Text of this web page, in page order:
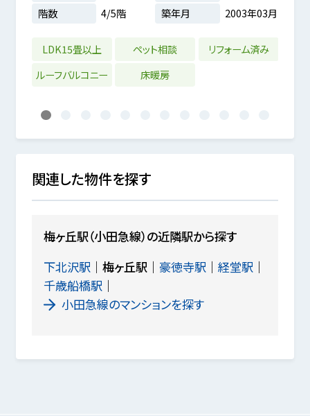
階数
4/5階 築年月 2003年03月
LDK15畳以上 ペット相談
リフォーム済み
ルーフバルコニー
床暖房
1
関連した物件を探す
梅ヶ丘駅（小田急線）の近隣駅から探す
下北沢駅
梅ヶ丘駅 豪徳寺駅
経堂駅
千歳船橋駅
小田急線のマンションを探す